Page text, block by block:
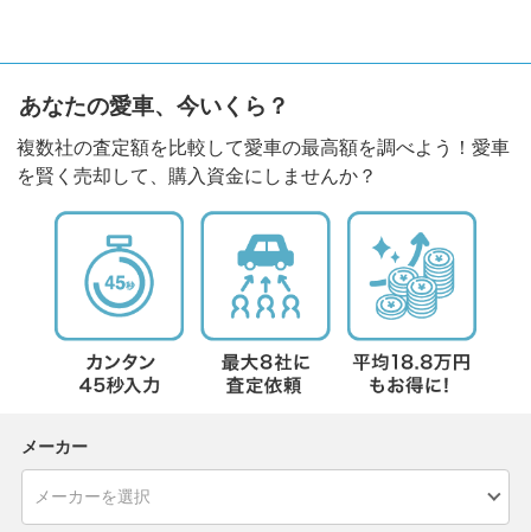
あなたの愛車、今いくら？
複数社の査定額を比較して愛車の最高額を調べよう！愛車
を賢く売却して、購入資金にしませんか？
メーカー